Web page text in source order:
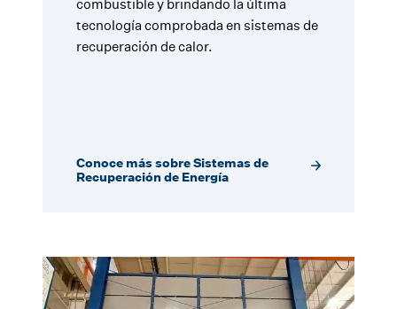
combustible y brindando la última
tecnología comprobada en sistemas de
recuperación de calor.
Conoce más sobre Sistemas de
Recuperación de Energía